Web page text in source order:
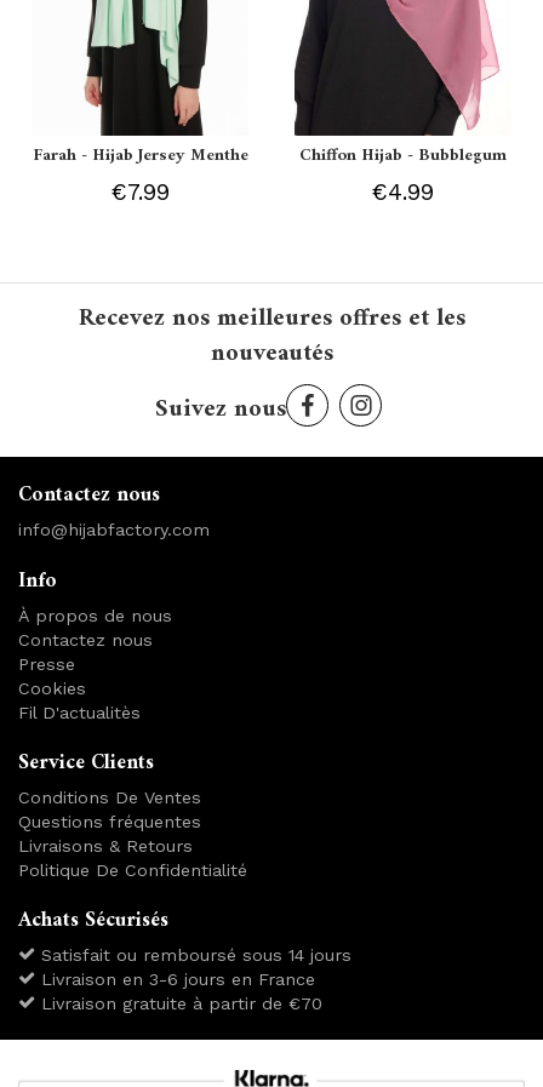
Farah - Hijab Jersey Menthe
€7.99
Chiffon Hijab - Bubblegum
€4.99
Recevez nos meilleures offres et les
nouveautés
Suivez nous
Contactez nous
info@hijabfactory.com
Info
À propos de nous
Contactez nous
Presse
Cookies
Fil D'actualitès
Service Clients
Conditions De Ventes
Questions fréquentes
Livraisons & Retours
Politique De Confidentialité
Achats Sécurisés
Satisfait ou remboursé sous 14 jours
Livraison en 3-6 jours en France
Livraison gratuite à partir de €70